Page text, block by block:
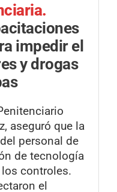
impedir el
y drogas
aseguró que la
personal de
de tecnología
controles.
el